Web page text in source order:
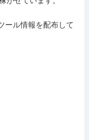
ール情報を配布して